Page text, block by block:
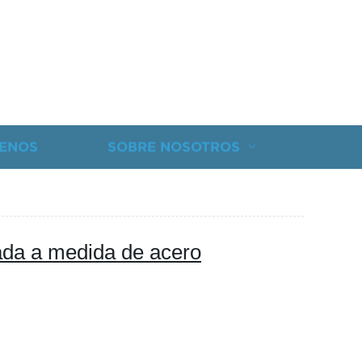
SOBRE NOSOTROS
a medida de acero